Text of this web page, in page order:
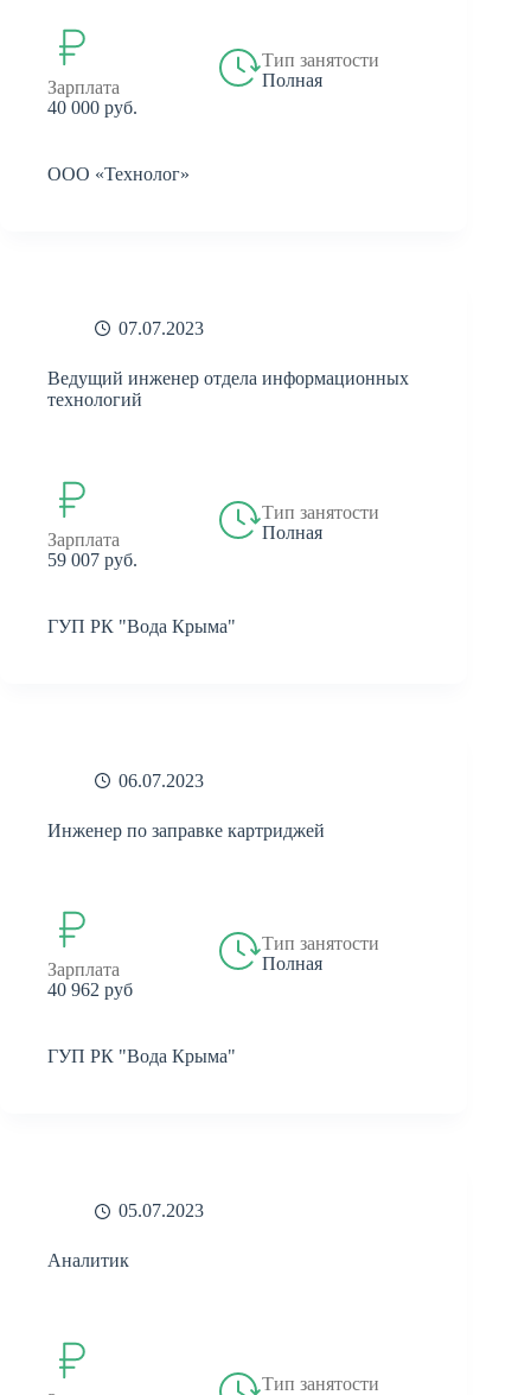
Зарплата
40 000 руб.
Тип занятости
Полная
ООО «Технолог»
07.07.2023
Ведущий инженер отдела информационных
технологий
Зарплата
59 007 руб.
Тип занятости
Полная
ГУП РК "Вода Крыма"
06.07.2023
Инженер по заправке картриджей
Зарплата
40 962 руб
Тип занятости
Полная
ГУП РК "Вода Крыма"
05.07.2023
Аналитик
Тип занятости